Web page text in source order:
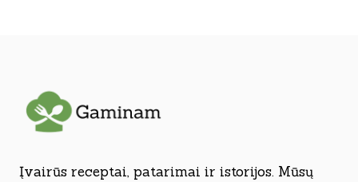
Įvairūs receptai, patarimai ir istorijos. Mūsų